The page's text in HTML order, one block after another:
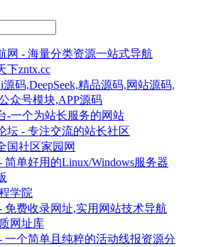
网 - 海量分类资源一站式导航
下zntx.cc
码,DeepSeek,精品源码,网站源码,
众号模块,APP源码
-一个为站长服务的网站
坛 - 专注交流的站长社区
国社区家园网
简单好用的Linux/Windows服务器
学院
免费收录网址,实用网站技术导航
网址库
一个简单且纯粹的活动线报资源分